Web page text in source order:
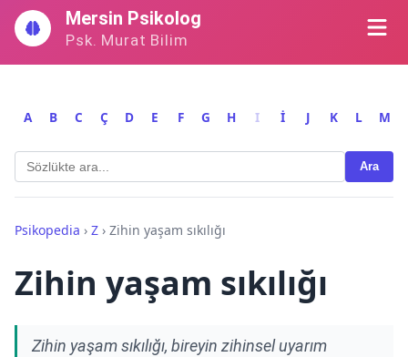
İçeriğe
geç
Mersin Psikolog
Psk. Murat Bilim
A B C Ç D E F G H I İ J K L M
Ara
Psikopedia › Z › Zihin yaşam sıkılığı
Zihin yaşam sıkılığı
Zihin yaşam sıkılığı, bireyin zihinsel uyarım